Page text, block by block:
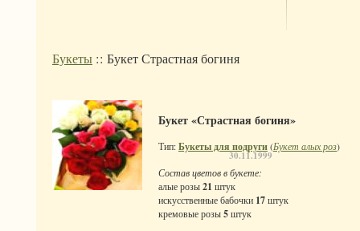
Букеты :: Букет Страстная богиня
30.11.1999
Букет «Страстная богиня»
Тип:Букеты для подруги(Букет алых роз)
Состав цветов в букете:
алые розы21 штук
искусственные бабочки 17штук
кремовые розы5штук